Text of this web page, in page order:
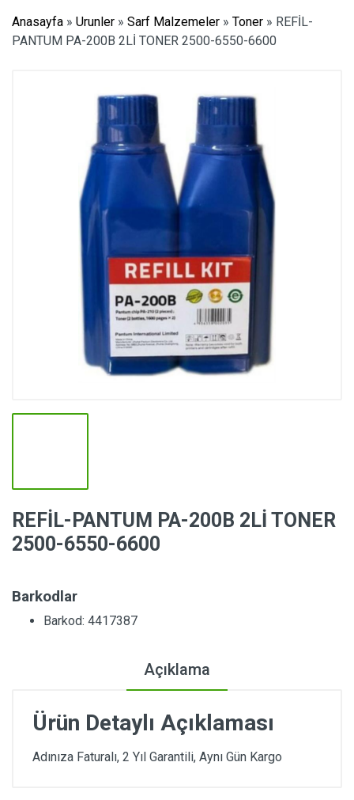
Anasayfa » Urunler » Sarf Malzemeler » Toner » REFİL-
PANTUM PA-200B 2Lİ TONER 2500-6550-6600
REFİL-PANTUM PA-200B 2Lİ TONER
2500-6550-6600
Barkodlar
Barkod: 4417387
Açıklama
Ürün Detaylı Açıklaması
Adınıza Faturalı, 2 Yıl Garantili, Aynı Gün Kargo